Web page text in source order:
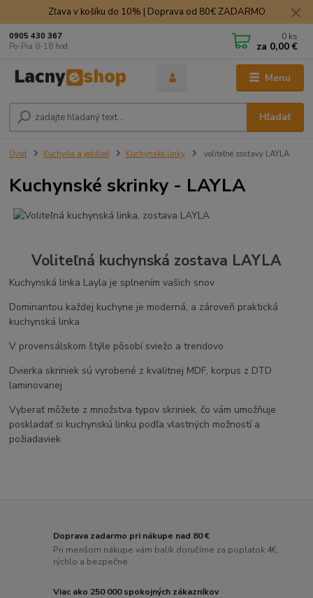
Zľava v košíku do 10% | Doprava od 80€ ZADARMO
Menu
Hľadať
0905 430 367
Po-Pia 8-18 hod.
0 ks
za 0,00 €
Úvod Kuchyňa a jedáleň Kuchynské linky voliteľné zostavy LAYLA
Kuchynské skrinky - LAYLA
Voliteľná kuchynská zostava LAYLA
Kuchynská linka Layla je splnením vašich snov
Dominantou každej kuchyne je moderná, a zároveň praktická
kuchynská linka
V provensálskom štýle pôsobí sviežo a trendovo
Dvierka skriniek sú vyrobené z kvalitnej MDF, korpus z DTD
laminovanej
Vyberať môžete z množstva typov skriniek, čo vám umožňuje
poskladať si kuchynskú linku podľa vlastných možností a
požiadaviek
Doprava zadarmo pri nákupe nad 80 €
Pri menšom nákupe vám balík doručíme za poplatok 4€,
rýchlo a bezpečne
Viac ako 250 000 spokojných zákazníkov